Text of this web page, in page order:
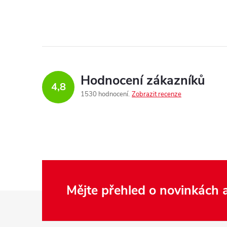
4,8 Hodnocení zákazníků
1530 hodnocení Zobrazit recenze
Mějte přehled o novinkách